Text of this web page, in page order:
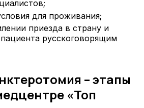
для проживания;
приезда в страну и
русскоговорящим
– этапы
«Топ